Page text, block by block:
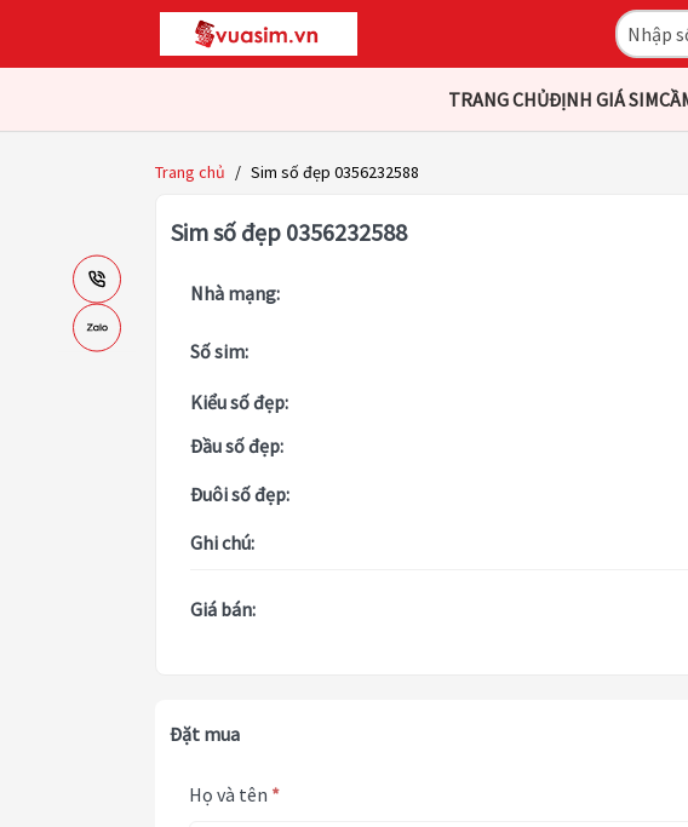
TRANG CHỦĐỊNH GIÁ SIM
Trang chủ / Sim số đẹp 0356232588
Sim số đẹp 0356232588
Nhà mạng:
Số sim:
Kiểu số đẹp:
Đầu số đẹp:
Đuôi số đẹp:
Ghi chú:
Giá bán:
Đặt mua
Họ và tên *